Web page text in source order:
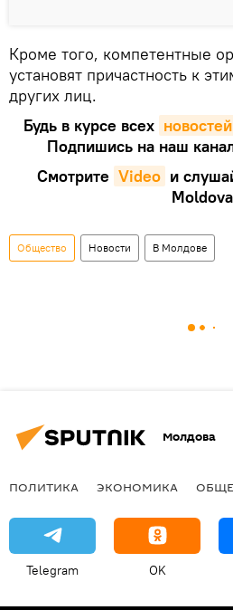
Кроме того, компетентные
установят причастность к
других лиц.
Будь в курсе всех новостей
Подпишись на наш
Смотрите Video и
Moldova
Общество Новости В Молдове
Молдова
ПОЛИТИКА ЭКОНОМИКА
Telegram OK